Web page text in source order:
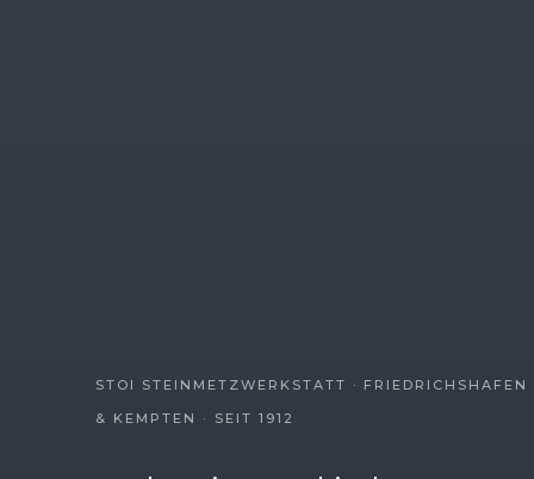
STOI STEINMETZWERKSTATT · FRIEDRICHSHAFEN
& KEMPTEN · SEIT 1912